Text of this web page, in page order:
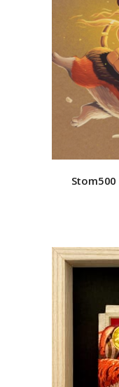
Stom500